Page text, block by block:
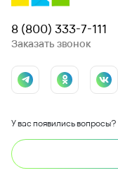
8 (800) 333-7-111
Заказать звонок
У вас появились вопросы?